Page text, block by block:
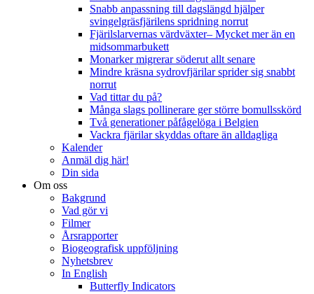
Snabb anpassning till dagslängd hjälper
svingelgräsfjärilens spridning norrut
Fjärilslarvernas värdväxter– Mycket mer än en
midsommarbukett
Monarker migrerar söderut allt senare
Mindre kräsna sydrovfjärilar sprider sig snabbt
norrut
Vad tittar du på?
Många slags pollinerare ger större bomullsskörd
Två generationer påfågelöga i Belgien
Vackra fjärilar skyddas oftare än alldagliga
Kalender
Anmäl dig här!
Din sida
Om oss
Bakgrund
Vad gör vi
Filmer
Årsrapporter
Biogeografisk uppföljning
Nyhetsbrev
In English
Butterfly Indicators